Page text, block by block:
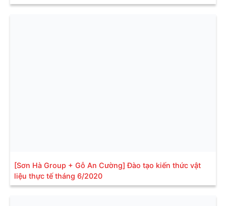
[Sơn Hà Group + Gỗ An Cường] Đào tạo kiến thức vật
liệu thực tế tháng 6/2020